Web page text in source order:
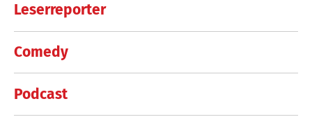
Leserreporter
Comedy
Podcast